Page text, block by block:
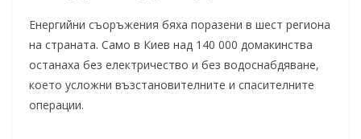
Енергийни съоръжения бяха поразени в шест региона
на страната. Само в Киев над 140 000 домакинства
останаха без електричество и без водоснабдяване,
което усложни възстановителните и спасителните
операции.